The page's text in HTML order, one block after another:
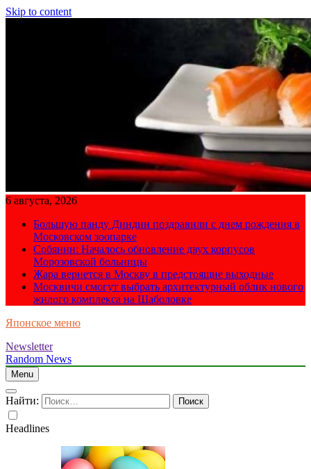
Skip to content
6 августа, 2026
Большую панду Диндин поздравили с днем рождения в
Московском зоопарке
Собянин: Началось обновление двух корпусов
Морозовской больницы
Жара вернется в Москву в предстоящие выходные
Москвичи смогут выбрать архитектурный облик нового
жилого комплекса на Шаболовке
Японское меню
Newsletter
Random News
Menu
Найти:
Headlines